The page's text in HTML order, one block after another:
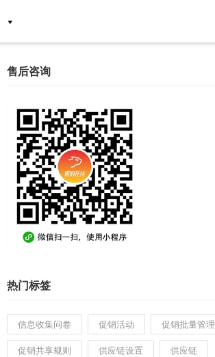
售后咨询
热门标签
信息收集问卷 促销活动
促销批量管理
促销共享规则
供应链设置
供应链